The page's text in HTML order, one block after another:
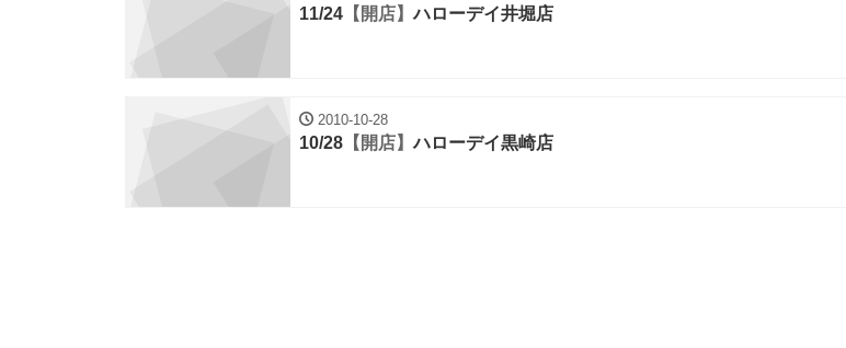
11/24 【開店】ハローデイ井堀店
2010-10-28
10/28 【開店】ハローデイ黒崎店